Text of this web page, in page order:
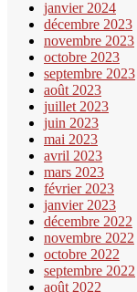
janvier 2024
décembre 2023
novembre 2023
octobre 2023
septembre 2023
août 2023
juillet 2023
juin 2023
mai 2023
avril 2023
mars 2023
février 2023
janvier 2023
décembre 2022
novembre 2022
octobre 2022
septembre 2022
août 2022